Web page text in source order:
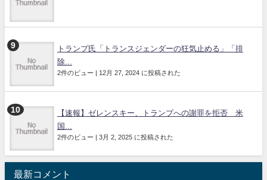
トランプ氏「トランスジェンダーの狂気止める」「排
除...
2件のビュー 12月 27, 2024 に投稿された
【速報】ゼレンスキー、トランプへの謝罪を拒否 米
国...
2件のビュー 3月 2, 2025 に投稿された
最新コメント